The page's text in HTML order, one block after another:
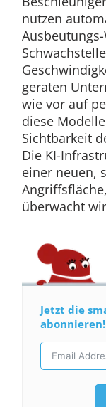
nutzen
geraten
wie vor auf
diese
Sichtbarkeit
Die KI-
einer neuen,
überwacht
Jetzt die
abonnieren!